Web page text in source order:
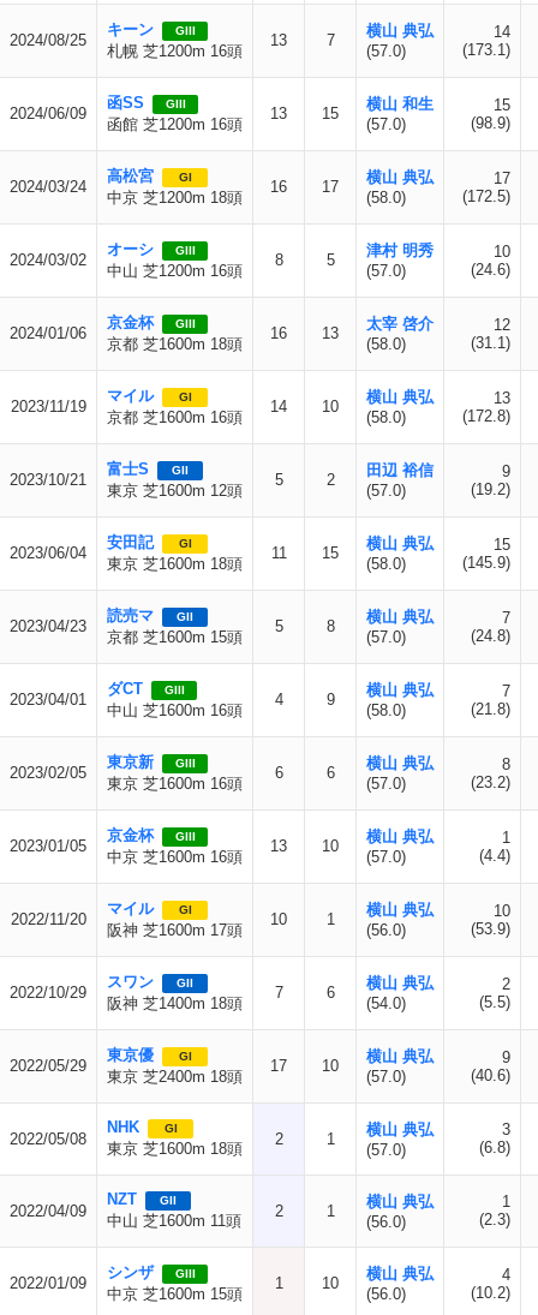
2024/08/25
キーン GIII
札幌 芝1200m 16頭
13 7
横山 典弘
(57.0)
14
(173.1)
2024/06/09
函SS GIII
函館 芝1200m 16頭
13 15
横山 和生
(57.0)
15
(98.9)
2024/03/24
高松宮 GI
中京 芝1200m 18頭
16 17
横山 典弘
(58.0)
17
(172.5)
2024/03/02
オーシ GIII
中山 芝1200m 16頭
8 5
津村 明秀
(57.0)
10
(24.6)
2024/01/06
京金杯 GIII
京都 芝1600m 18頭
16 13
太宰 啓介
(58.0)
12
(31.1)
2023/11/19
マイル GI
京都 芝1600m 16頭
14 10
横山 典弘
(58.0)
13
(172.8)
2023/10/21
富士S GII
東京 芝1600m 12頭
5 2
田辺 裕信
(57.0)
9
(19.2)
2023/06/04
安田記 GI
東京 芝1600m 18頭
11 15
横山 典弘
(58.0)
15
(145.9)
2023/04/23
読売マ GII
京都 芝1600m 15頭
5 8
横山 典弘
(57.0)
7
(24.8)
2023/04/01
ダCT GIII
中山 芝1600m 16頭
4 9
横山 典弘
(58.0)
7
(21.8)
2023/02/05
東京新 GIII
東京 芝1600m 16頭
6 6
横山 典弘
(57.0)
8
(23.2)
2023/01/05
京金杯 GIII
中京 芝1600m 16頭
13 10
横山 典弘
(57.0)
1
(4.4)
2022/11/20
マイル GI
阪神 芝1600m 17頭
10 1
横山 典弘
(56.0)
10
(53.9)
2022/10/29
スワン GII
阪神 芝1400m 18頭
7 6
横山 典弘
(54.0)
2
(5.5)
2022/05/29
東京優 GI
東京 芝2400m 18頭
17 10
横山 典弘
(57.0)
9
(40.6)
2022/05/08
NHK GI
東京 芝1600m 18頭
2 1
横山 典弘
(57.0)
3
(6.8)
2022/04/09
NZT GII
中山 芝1600m 11頭
2 1
横山 典弘
(56.0)
1
(2.3)
2022/01/09
シンザ GIII
中京 芝1600m 15頭
1 10
横山 典弘
(56.0)
4
(10.2)